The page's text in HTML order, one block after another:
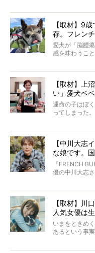
ルを飼ってい
んのインスタ
ントがフォロ
LIFE』モデル
そんな中岡さ
た。そのブヒ
【取材】9
存。フレン
愛犬が「脳腫
感を味わうこ
たひとり。だ
ところが、フ
症し、なんと4
きの年齢は13
た。さらには
いいます。
この事実はフ
太郎のオーナ
アについて詳
【取材】上
い」愛犬ベ
運命の子はぼ
ってしまった。
り添いたいと
その悲しみを
いて、泣いた
こんな子だっ
ていたと。
ぼくらは上沼
と思った。
【中川大志
な娘です。
ッグと一緒
『FRENCH
優の中川大志
マちゃん（2
カエピソード
【取材】川
人気女優は
いまをときめ
あるという事実